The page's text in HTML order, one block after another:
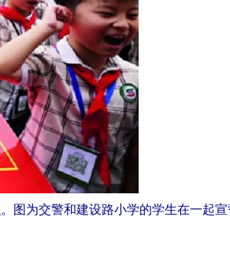
图为交警和建设路小学的学生在一起